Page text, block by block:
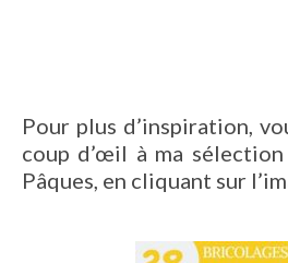
Pour plus d’inspiration,
coup d’œil à ma
Pâques, en cliquant sur